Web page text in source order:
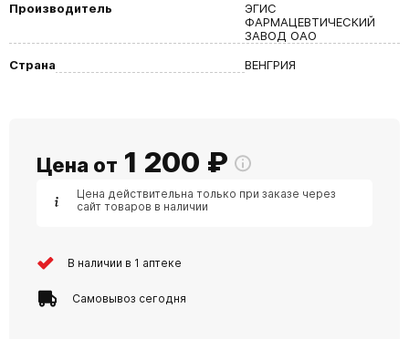
Производитель
ЭГИС
ФАРМАЦЕВТИЧЕСКИЙ
ЗАВОД ОАО
Страна
ВЕНГРИЯ
Цена от 1 200 ₽
Цена действительна только при заказе через
сайт товаров в наличии
В наличии в 1 аптеке
Самовывоз сегодня